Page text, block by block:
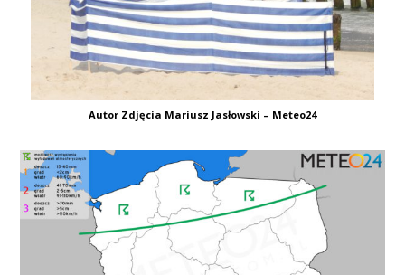
Autor Zdjęcia Mariusz Jasłowski – Meteo24